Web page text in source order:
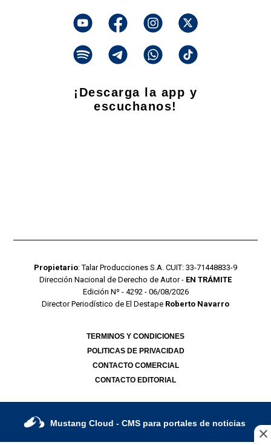
¡Descarga la app y
escuchanos!
Propietario: Talar Producciones S.A. CUIT: 33-71448833-9
Dirección Nacional de Derecho de Autor - EN TRÁMITE
Edición Nº - 4292 - 06/08/2026
Director Periodístico de El Destape Roberto Navarro
TERMINOS Y CONDICIONES
POLITICAS DE PRIVACIDAD
CONTACTO COMERCIAL
CONTACTO EDITORIAL
Mustang Cloud - CMS para portales de noticias